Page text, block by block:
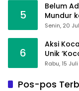
5
Belum
Mundur
Senin, 20
6
Aksi
Unik
Alfamart,
Rabu, 15
Pos-pos